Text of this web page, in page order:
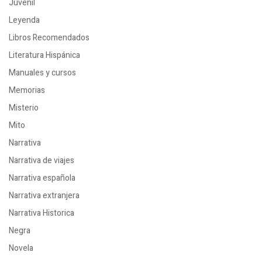
Juvenil
Leyenda
Libros Recomendados
Literatura Hispánica
Manuales y cursos
Memorias
Misterio
Mito
Narrativa
Narrativa de viajes
Narrativa española
Narrativa extranjera
Narrativa Historica
Negra
Novela